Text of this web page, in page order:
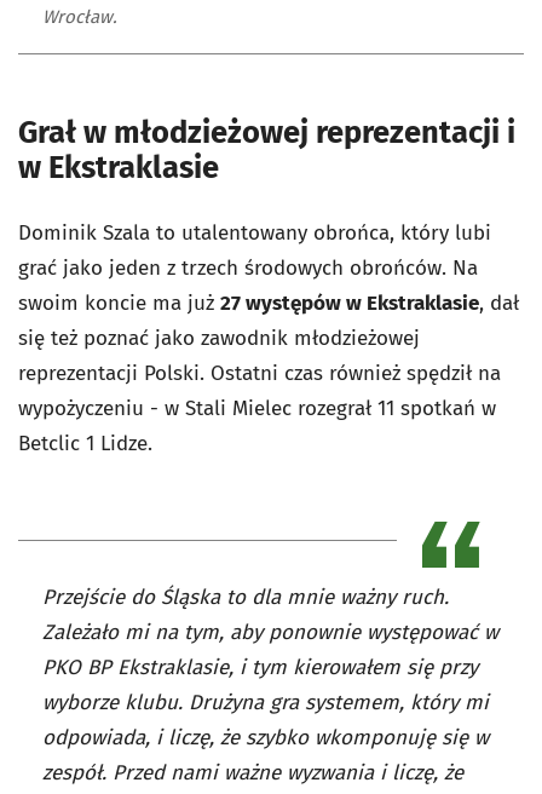
Wrocław.
Grał w młodzieżowej reprezentacji i
w Ekstraklasie
Dominik Szala to utalentowany obrońca, który lubi
grać jako jeden z trzech środowych obrońców. Na
swoim koncie ma już 27 występów w Ekstraklasie, dał
się też poznać jako zawodnik młodzieżowej
reprezentacji Polski. Ostatni czas również spędził na
wypożyczeniu - w Stali Mielec rozegrał 11 spotkań w
Betclic 1 Lidze.
Przejście do Śląska to dla mnie ważny ruch.
Zależało mi na tym, aby ponownie występować w
PKO BP Ekstraklasie, i tym kierowałem się przy
wyborze klubu. Drużyna gra systemem, który mi
odpowiada, i liczę, że szybko wkomponuję się w
zespół. Przed nami ważne wyzwania i liczę, że